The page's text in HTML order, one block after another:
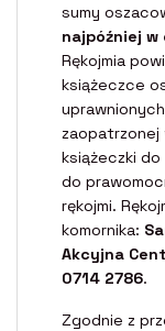
sumy
najpóźniej
Rękojmia
książeczce
zaopatrzonej
książeczki
do
rękojmi.
komornika:
Akcyjna
0714 2786.
Zgodnie z